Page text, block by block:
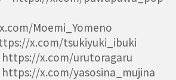
Moemi_Yomeno
x.com/tsukiyuki_ibuki
https://x.com/urutoragaru
https://x.com/yasosina_mujina